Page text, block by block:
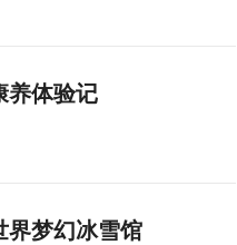
体验记
梦幻冰雪馆